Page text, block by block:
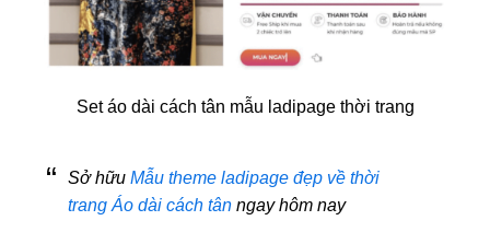
Set áo dài cách tân mẫu ladipage thời trang
Sở hữuMẫu theme ladipage đẹp về thời
trang Áo dài cách tân ngay hôm nay